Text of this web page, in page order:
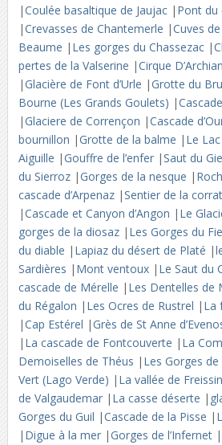
|Coulée basaltique de Jaujac | Pont du
|Crevasses de Chantemerle |Cuves
Beaume | Les gorges du Chassezac |
pertes de la Valserine |Cirque
|Glacière de Font d’Urle |Grotte du
Bourne (Les Grands Goulets) |
|Glaciere de Corrençon |Cascade
bournillon |Grotte de la balme | Le
Aiguille |Gouffre de l’enfer |Saut du
du Sierroz |Gorges de la nesque |
cascade d’Arpenaz |Sentier de la
|Cascade et Canyon d’Angon | Le
gorges de la diosaz | Les Gorges du
du diable | Lapiaz du désert de Platé |
Sardières | Mont ventoux | Le Saut du
cascade de Mérelle | Les Dentelles de
du Régalon | Les Ocres de Rustrel | La
|Cap Estérel |Grès de St Anne
| La cascade de Fontcouverte | La
Demoiselles de Théus | Les Gorges
Vert (Lago Verde) | La vallée de
de Valgaudemar | La casse déserte |
Gorges du Guil |Cascade de la Pisse |
| Digue à la mer |Gorges de l’Infernet |